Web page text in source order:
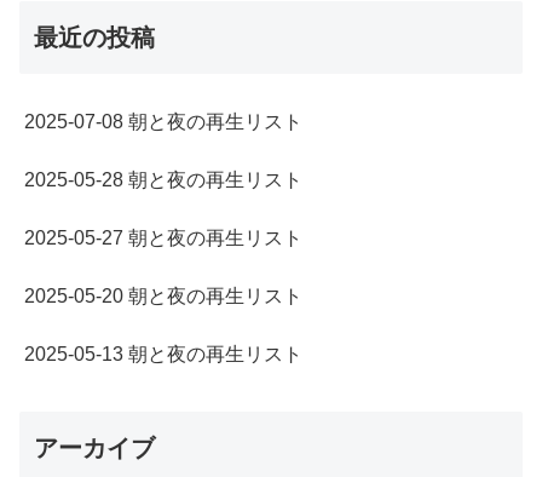
最近の投稿
2025-07-08 朝と夜の再生リスト
2025-05-28 朝と夜の再生リスト
2025-05-27 朝と夜の再生リスト
2025-05-20 朝と夜の再生リスト
2025-05-13 朝と夜の再生リスト
アーカイブ